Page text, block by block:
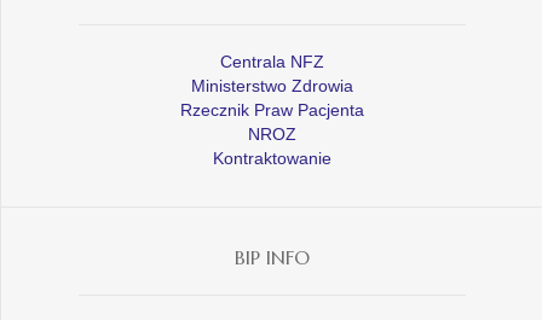
Centrala NFZ
Ministerstwo Zdrowia
Rzecznik Praw Pacjenta
NROZ
Kontraktowanie
BIP INFO